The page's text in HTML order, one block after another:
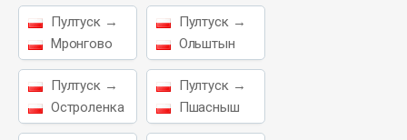
Пултуск →
Мронгово
Пултуск →
Ольштын
Пултуск →
Остроленка
Пултуск →
Пшасныш